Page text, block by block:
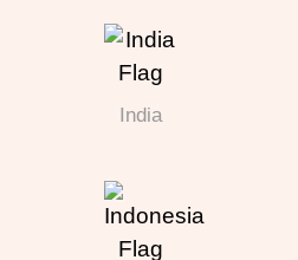
India